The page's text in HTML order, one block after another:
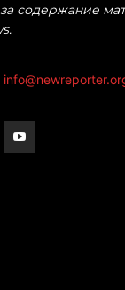
содержание